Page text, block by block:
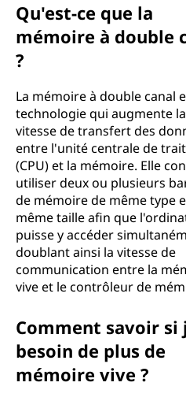
Qu'est-ce que la
mémoire à double
?
La mémoire à double canal
technologie qui augmente la
vitesse de transfert des
entre l'unité centrale de
(CPU) et la mémoire. Elle
utiliser deux ou plusieurs
de mémoire de même type
même taille afin que
puisse y accéder
doublant ainsi la vitesse de
communication entre la
vive et le contrôleur de
Comment savoir si
besoin de plus de
mémoire vive ?